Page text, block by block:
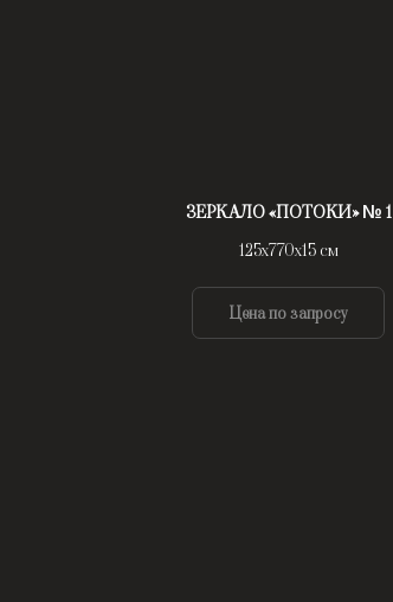
ЗЕРКАЛО «ПОТОКИ» № 1
125х770х15 см
Цена по запросу